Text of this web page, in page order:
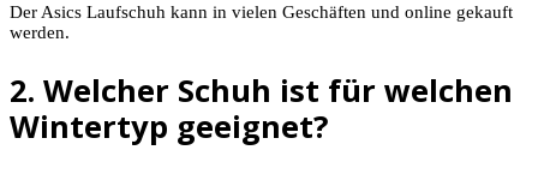
Der Asics Laufschuh kann in vielen Geschäften und online gekauft
werden.
2. Welcher Schuh ist für welchen
Wintertyp geeignet?